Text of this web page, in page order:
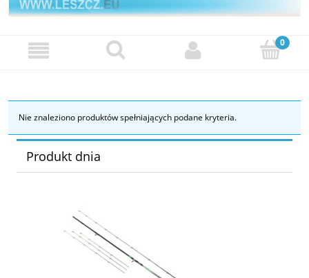
Nie znaleziono produktów spełniających podane kryteria.
Produkt dnia